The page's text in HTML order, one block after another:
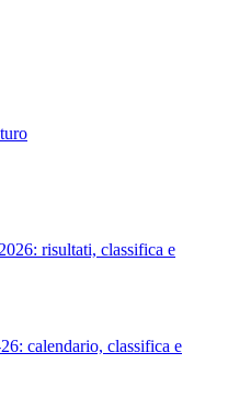
risultati, classifica e
calendario, classifica e